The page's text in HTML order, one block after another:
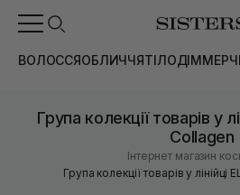
ВОЛОССЯОБЛИЧЧЯТІЛОДІММЕРЧ
Група колекції товарів у
Collagen
Інтернет магазин
Група колекції товарів у